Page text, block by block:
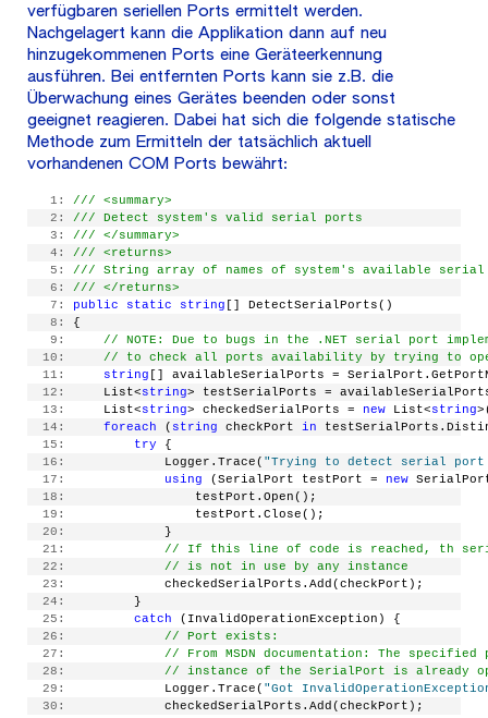
verfügbaren seriellen Ports ermittelt werden.
Nachgelagert kann die Applikation dann auf neu
hinzugekommenen Ports eine Geräteerkennung
ausführen. Bei entfernten Ports kann sie z.B. die
Überwachung eines Gerätes beenden oder sonst
geeignet reagieren. Dabei hat sich die folgende statische
Methode zum Ermitteln der tatsächlich aktuell
vorhandenen COM Ports bewährt:
   1:
/// <summary>
   2:
/// Detect system's valid serial ports
   3:
/// </summary>
   4:
/// <returns>
   5:
/// String array of names of system's available serial
   6:
/// </returns>
   7:
public static string [] DetectSerialPorts()
   8:
{
   9:
// NOTE: Due to bugs in the .NET serial port
  10:
// to check all ports availability by trying to
  11:
string [] availableSerialPorts =
  12:
     List<
string> testSerialPorts =
  13:
     List<
string> checkedSerialPorts = new List<string
  14:
foreach ( string checkPort in
  15:
try {
  16:
             Logger.Trace(
"Trying to detect serial
  17:
using (SerialPort testPort = new
  18:
                 testPort.Open();
  19:
                 testPort.Close();
  20:
             }
  21:
// If this line of code is reached, th
  22:
// is not in use by any instance
  23:
             checkedSerialPorts.Add(checkPort);
  24:
         }
  25:
catch (InvalidOperationException) {
  26:
// Port exists:
  27:
// From MSDN documentation: The
  28:
// instance of the SerialPort is already
  29:
             Logger.Trace(
"Got
  30:
             checkedSerialPorts.Add(checkPort);